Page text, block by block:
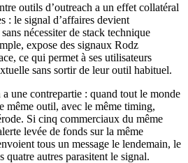
outils d’outreach a un effet collatéral
: le signal d’affaires devient
nécessiter de stack technique
expose des signaux Rodz
ce qui permet à ses utilisateurs
sans sortir de leur outil habituel.
une contrepartie : quand tout le monde
même outil, avec le même timing,
Si cinq commerciaux du même
levée de fonds sur la même
tous un message le lendemain, le
quatre autres parasitent le signal.